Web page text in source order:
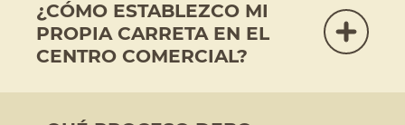
¿CÓMO ESTABLEZCO MI
PROPIA CARRETA EN EL
CENTRO COMERCIAL?